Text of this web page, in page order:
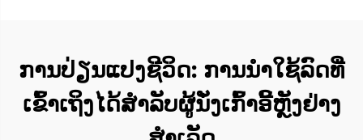
ການປ່ຽນແປງຊີວິດ: ການນຳໃຊ້ລົດທີ່
ເຂົ້າເຖິງໄດ້ສຳລັບຜູ້ນັ່ງເກົ້າອີ້ຫຼັງຢ່າງ